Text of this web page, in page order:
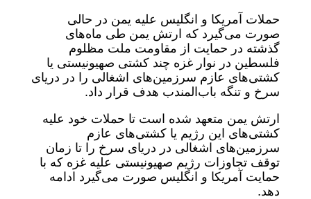
حملات آمریکا و انگلیس علیه یمن در حالی
صورت می‌گیرد که ارتش یمن طی ماه‌های
گذشته در حمایت از مقاومت ملت مظلوم
فلسطین در نوار غزه چند کشتی صهیونیستی یا
کشتی‌های عازم سرزمین‌های اشغالی را در دریای
سرخ و تنگه باب‌المندب هدف قرار داد.
ارتش یمن متعهد شده‌ است تا حملات خود علیه
کشتی‌های این رژیم یا کشتی‌های عازم
سرزمین‌های اشغالی در دریای سرخ را تا زمان
توقف تجاوزات رژیم صهیونیستی علیه غزه که با
حمایت آمریکا و انگلیس صورت می‌گیرد ادامه
دهد.